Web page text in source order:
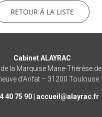
RETOUR À LA LISTE
Cabinet ALAYRAC
la Marquise Marie-Thérèse de
d’Arifat – 31200 Toulouse
40 75 90 | rf.caryala@lieucca